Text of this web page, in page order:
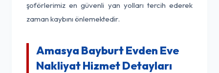
şoförlerimiz en güvenli yan yolları tercih ederek
zaman kaybını önlemektedir.
Amasya Bayburt Evden Eve
Nakliyat Hizmet Detayları